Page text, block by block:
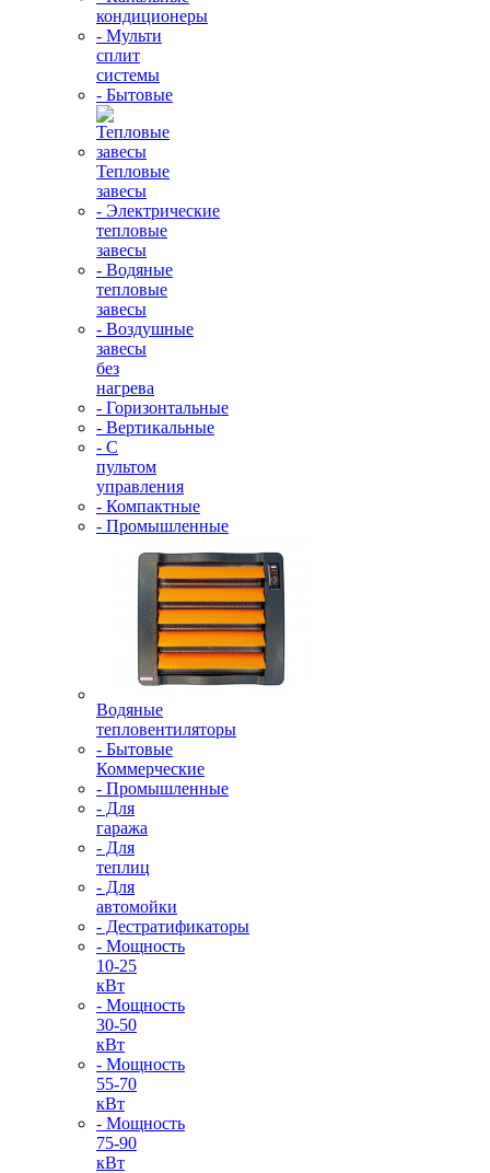
кондиционеры
- Мульти
сплит
системы
- Бытовые
Тепловые
завесы
- Электрические
тепловые
завесы
- Водяные
тепловые
завесы
- Воздушные
завесы
без
нагрева
- Горизонтальные
- Вертикальные
- С
пультом
управления
- Компактные
- Промышленные
Водяные
тепловентиляторы
- Бытовые
Коммерческие
- Промышленные
- Для
гаража
- Для
теплиц
- Для
автомойки
- Дестратификаторы
- Мощность
10-25
кВт
- Мощность
30-50
кВт
- Мощность
55-70
кВт
- Мощность
75-90
кВт